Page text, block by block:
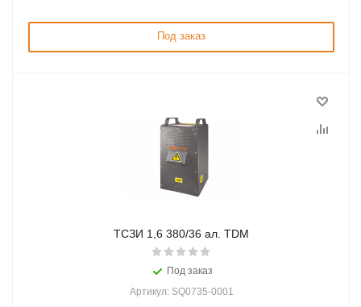
Под заказ
ТСЗИ 1,6 380/36 ал. TDM
Под заказ
Артикул: SQ0735-0001